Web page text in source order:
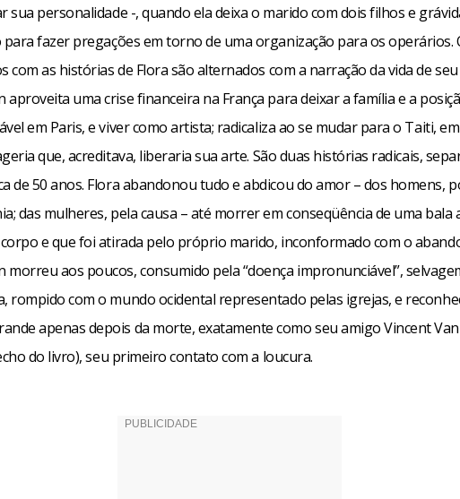
sua personalidade -, quando ela deixa o marido com dois filhos e
fazer pregações em torno de uma organização para os operários.
com as histórias de Flora são alternados com a narração da vida de
aproveita uma crise financeira na França para deixar a família e a
em Paris, e viver como artista; radicaliza ao se mudar para o Taiti,
que, acreditava, liberaria sua arte. São duas histórias radicais,
de 50 anos. Flora abandonou tudo e abdicou do amor – dos homens,
das mulheres, pela causa – até morrer em conseqüência de uma bala
e que foi atirada pelo próprio marido, inconformado com o
morreu aos poucos, consumido pela “doença impronunciável”,
rompido com o mundo ocidental representado pelas igrejas, e
apenas depois da morte, exatamente como seu amigo Vincent
do livro), seu primeiro contato com a loucura.